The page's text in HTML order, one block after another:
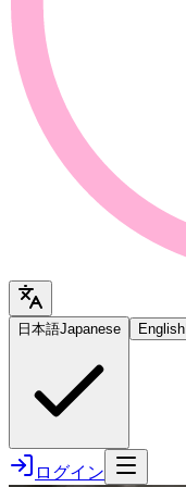
日本語Japanese English
ログイン